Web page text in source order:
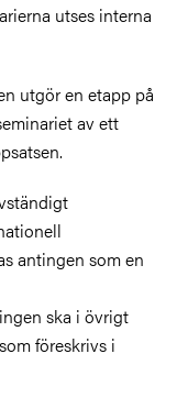
utses interna
utgör en etapp på
av ett
antingen som en
ska i övrigt
föreskrivs i